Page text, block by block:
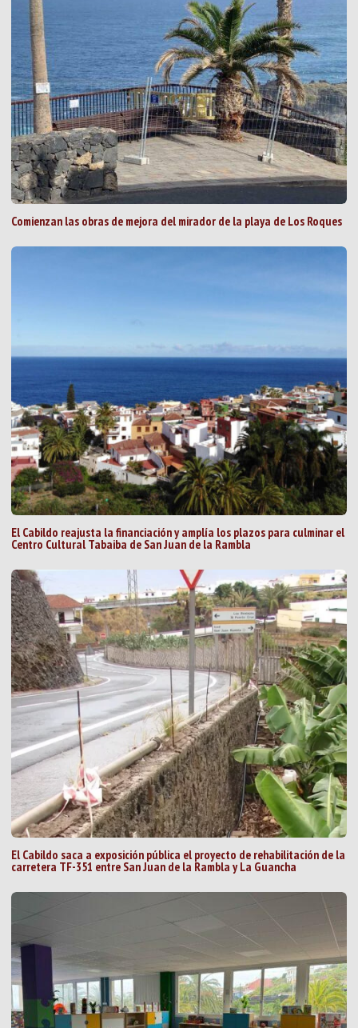
Comienzan las obras de mejora del mirador de la playa de Los Roques
El Cabildo reajusta la financiación y amplía los plazos para culminar el
Centro Cultural Tabaiba de San Juan de la Rambla
El Cabildo saca a exposición pública el proyecto de rehabilitación de la
carretera TF-351 entre San Juan de la Rambla y La Guancha